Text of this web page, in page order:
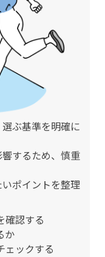
ぶ基準を明確に
するため、慎重
ポイントを整理
確認する
か
ェックする